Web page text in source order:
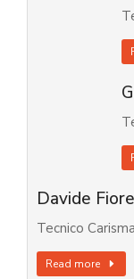
Davide
Tecnico
Read more